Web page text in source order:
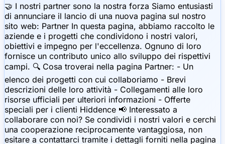
🤝 I nostri partner sono la nostra forza Siamo entusiasti
di annunciare il lancio di una nuova pagina sul nostro
sito web: Partner In questa pagina, abbiamo raccolto le
aziende e i progetti che condividono i nostri valori,
obiettivi e impegno per l'eccellenza. Ognuno di loro
fornisce un contributo unico allo sviluppo dei rispettivi
campi. 🔍 Cosa troverai nella pagina Partner: - Un
elenco dei progetti con cui collaboriamo - Brevi
descrizioni delle loro attività - Collegamenti alle loro
risorse ufficiali per ulteriori informazioni - Offerte
speciali per i clienti Hiddence 📢 Interessato a
collaborare con noi? Se condividi i nostri valori e cerchi
una cooperazione reciprocamente vantaggiosa, non
esitare a contattarci tramite i dettagli forniti nella pagina